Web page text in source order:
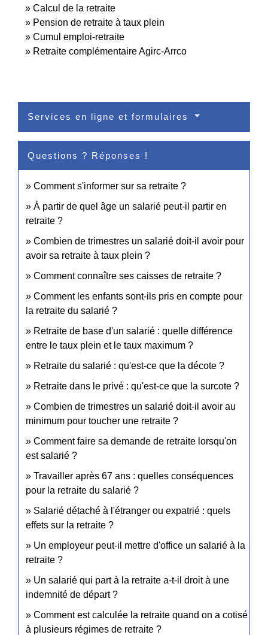
Calcul de la retraite
Pension de retraite à taux plein
Cumul emploi-retraite
Retraite complémentaire Agirc-Arrco
Services en ligne et formulaires
Questions ? Réponses !
Comment s'informer sur sa retraite ?
À partir de quel âge un salarié peut-il partir en
retraite ?
Combien de trimestres un salarié doit-il avoir pour
avoir sa retraite à taux plein ?
Comment connaître ses caisses de retraite ?
Comment les enfants sont-ils pris en compte pour
la retraite du salarié ?
Retraite de base d'un salarié : quelle différence
entre le taux plein et le taux maximum ?
Retraite du salarié : qu'est-ce que la décote ?
Retraite dans le privé : qu'est-ce que la surcote ?
Combien de trimestres un salarié doit-il avoir au
minimum pour toucher une retraite ?
Comment faire sa demande de retraite lorsqu'on
est salarié ?
Travailler après 67 ans : quelles conséquences
pour la retraite du salarié ?
Salarié détaché à l'étranger ou expatrié : quels
effets sur la retraite ?
Un employeur peut-il mettre d'office un salarié à la
retraite ?
Un salarié qui part à la retraite a-t-il droit à une
indemnité de départ ?
Comment est calculée la retraite quand on a cotisé
à plusieurs régimes de retraite ?